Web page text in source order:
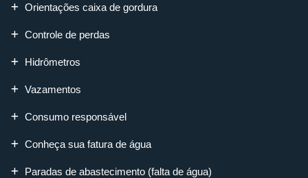
Orientações caixa de gordura
Controle de perdas
Hidrômetros
Vazamentos
Consumo responsável
Conheça sua fatura de água
Paradas de abastecimento (falta de água)